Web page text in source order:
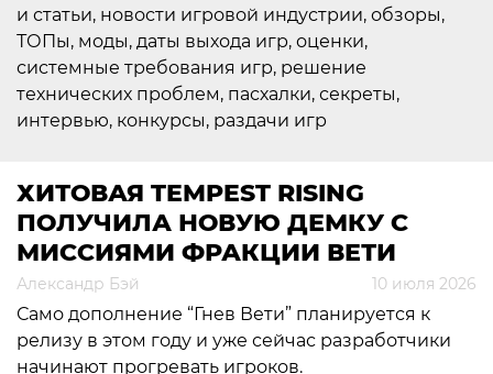
и статьи, новости игровой индустрии, обзоры,
ТОПы, моды, даты выхода игр, оценки,
системные требования игр, решение
технических проблем, пасхалки, секреты,
интервью, конкурсы, раздачи игр
ХИТОВАЯ TEMPEST RISING
ПОЛУЧИЛА НОВУЮ ДЕМКУ С
МИССИЯМИ ФРАКЦИИ ВЕТИ
Александр Бэй 10 июля 2026
Само дополнение “Гнев Вети” планируется к
релизу в этом году и уже сейчас разработчики
начинают прогревать игроков.